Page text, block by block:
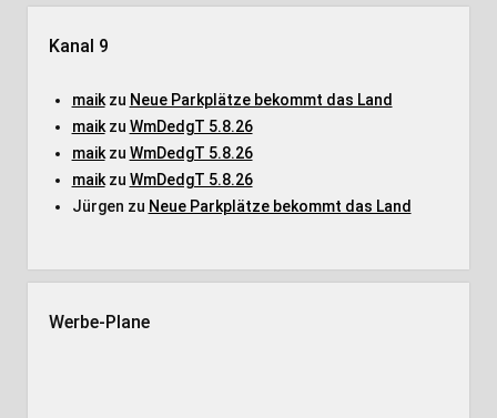
Kanal 9
maikzu Neue Parkplätze bekommt das Land
maikzu WmDedgT 5.8.26
maikzu WmDedgT 5.8.26
maikzu WmDedgT 5.8.26
Jürgen zu Neue Parkplätze bekommt das Land
Werbe-Plane